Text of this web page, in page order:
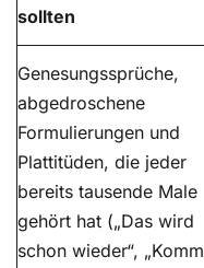
sollten
Genesungssprüche,
abgedroschene
Formulierungen und
Plattitüden, die jeder
bereits tausende Male
gehört hat („Das wird
schon wieder“, „Komm